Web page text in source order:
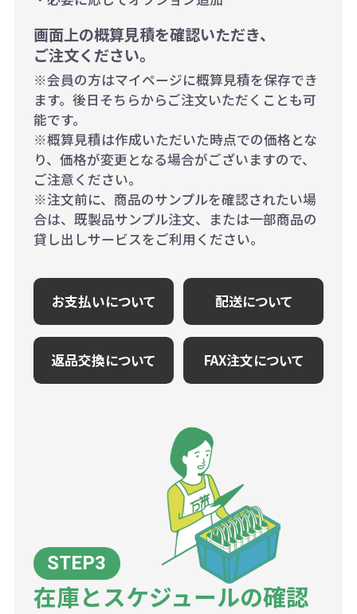
画面上の概算見積を確認いただき、
ご注文ください。
※会員の方はマイページに概算見積を保存でき
ます。後日そちらからご注文いただくことも可
能です。
※概算見積は作成いただいた時点での価格とな
り、価格が変更となる場合がございますので、
ご注意ください。
※注文前に、商品のサンプルを確認されたい場
合は、既製品サンプル注文、または一部商品の
貸し出しサービスをご利用ください。
お支払いについて 配送について
返品交換について FAX注文について
在庫とスケジュールの確認